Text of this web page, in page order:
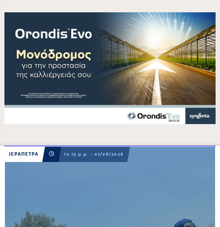
ΙΕΡΑΠΕΤΡΑ 12:15 μ.μ. - 07/08/2026